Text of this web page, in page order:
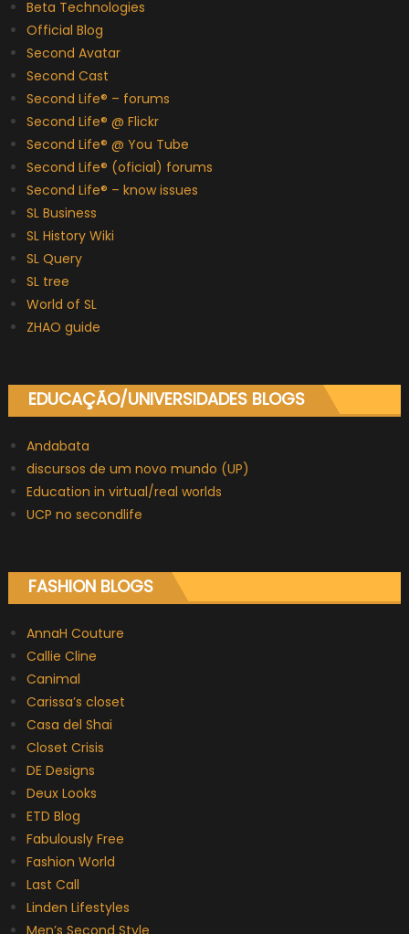
Beta Technologies
Official Blog
Second Avatar
Second Cast
Second Life® – forums
Second Life® @ Flickr
Second Life® @ You Tube
Second Life® (oficial) forums
Second Life® – know issues
SL Business
SL History Wiki
SL Query
SL tree
World of SL
ZHAO guide
EDUCAÇÃO/UNIVERSIDADES BLOGS
Andabata
discursos de um novo mundo (UP)
Education in virtual/real worlds
UCP no secondlife
FASHION BLOGS
AnnaH Couture
Callie Cline
Canimal
Carissa’s closet
Casa del Shai
Closet Crisis
DE Designs
Deux Looks
ETD Blog
Fabulously Free
Fashion World
Last Call
Linden Lifestyles
Men’s Second Style